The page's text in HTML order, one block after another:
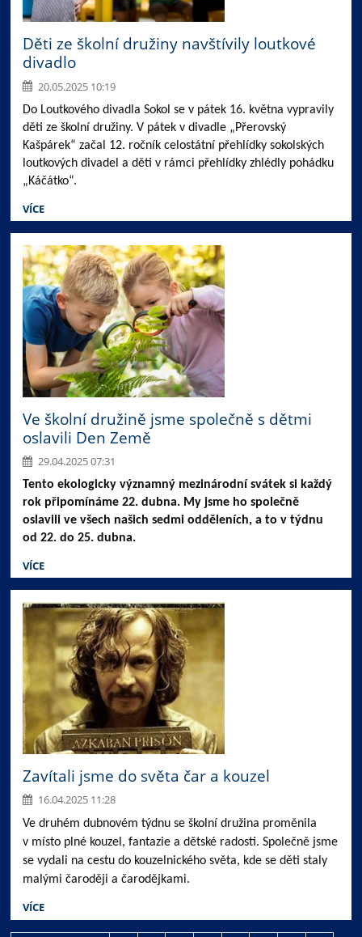
Děti ze školní družiny navštívily loutkové
divadlo
20.05.2025 10:19
Do Loutkového divadla Sokol se v pátek 16. května vypravily
děti ze školní družiny. V pátek v divadle „Přerovský
Kašpárek“ začal 12. ročník celostátní přehlídky sokolských
loutkových divadel a děti v rámci přehlídky zhlédly pohádku
„Káčátko“.
VÍCE
Ve školní družině jsme společně s dětmi
oslavili Den Země
29.04.2025 07:31
Tento ekologicky významný mezinárodní svátek si každý
rok připomínáme 22. dubna. My jsme ho společně
oslavili ve všech našich sedmi odděleních, a to v týdnu
od 22. do 25. dubna.
VÍCE
Zavítali jsme do světa čar a kouzel
16.04.2025 11:28
Ve druhém dubnovém týdnu se školní družina proměnila
v místo plné kouzel, fantazie a dětské radosti. Společně jsme
se vydali na cestu do kouzelnického světa, kde se děti staly
malými čaroději a čarodějkami.
VÍCE